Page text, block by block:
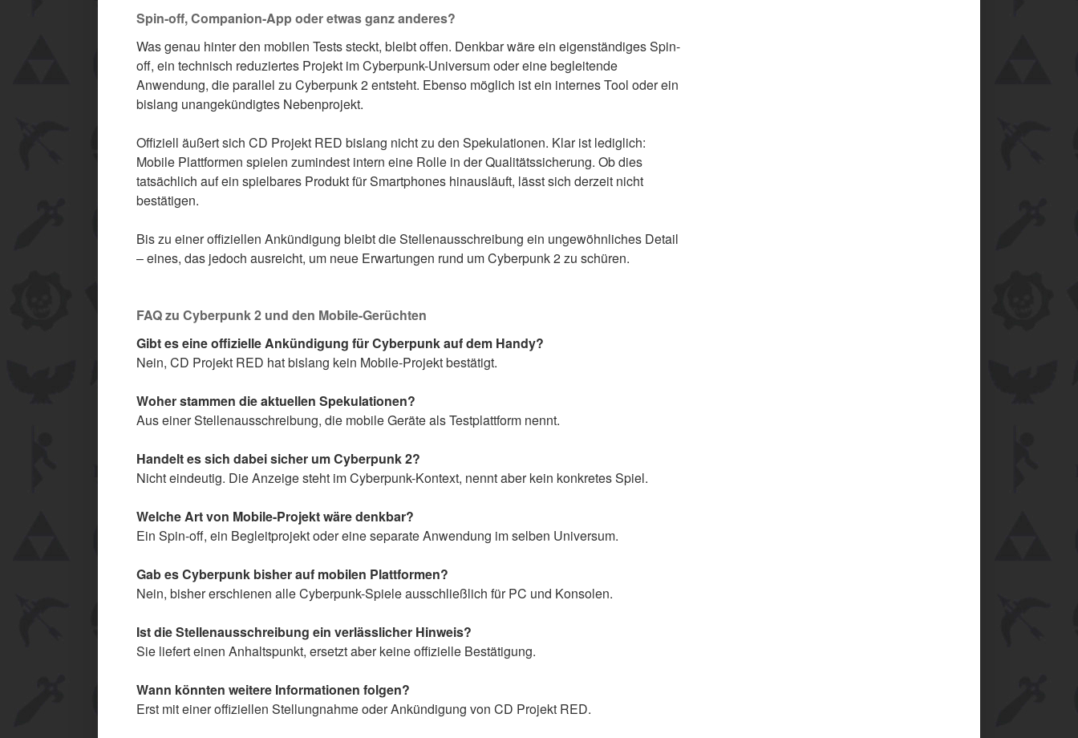
Spin-off, Companion-App oder etwas ganz anderes?
Was genau hinter den mobilen Tests steckt, bleibt offen. Denkbar wäre ein eigenständiges Spin-
off, ein technisch reduziertes Projekt im Cyberpunk-Universum oder eine begleitende
Anwendung, die parallel zu Cyberpunk 2 entsteht. Ebenso möglich ist ein internes Tool oder ein
bislang unangekündigtes Nebenprojekt.
Offiziell äußert sich CD Projekt RED bislang nicht zu den Spekulationen. Klar ist lediglich:
Mobile Plattformen spielen zumindest intern eine Rolle in der Qualitätssicherung. Ob dies
tatsächlich auf ein spielbares Produkt für Smartphones hinausläuft, lässt sich derzeit nicht
bestätigen.
Bis zu einer offiziellen Ankündigung bleibt die Stellenausschreibung ein ungewöhnliches Detail
– eines, das jedoch ausreicht, um neue Erwartungen rund um Cyberpunk 2 zu schüren.
FAQ zu Cyberpunk 2 und den Mobile-Gerüchten
Gibt es eine offizielle Ankündigung für Cyberpunk auf dem Handy?
Nein, CD Projekt RED hat bislang kein Mobile-Projekt bestätigt.
Woher stammen die aktuellen Spekulationen?
Aus einer Stellenausschreibung, die mobile Geräte als Testplattform nennt.
Handelt es sich dabei sicher um Cyberpunk 2?
Nicht eindeutig. Die Anzeige steht im Cyberpunk-Kontext, nennt aber kein konkretes Spiel.
Welche Art von Mobile-Projekt wäre denkbar?
Ein Spin-off, ein Begleitprojekt oder eine separate Anwendung im selben Universum.
Gab es Cyberpunk bisher auf mobilen Plattformen?
Nein, bisher erschienen alle Cyberpunk-Spiele ausschließlich für PC und Konsolen.
Ist die Stellenausschreibung ein verlässlicher Hinweis?
Sie liefert einen Anhaltspunkt, ersetzt aber keine offizielle Bestätigung.
Wann könnten weitere Informationen folgen?
Erst mit einer offiziellen Stellungnahme oder Ankündigung von CD Projekt RED.